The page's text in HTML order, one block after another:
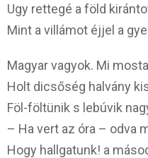
Ugy rettegé a föld
Mint a villámot éjjel a
Magyar vagyok. Mi
Holt dicsőség halvány
Föl-föltünik s lebúvik
– Ha vert az óra – odva
Hogy hallgatunk! a